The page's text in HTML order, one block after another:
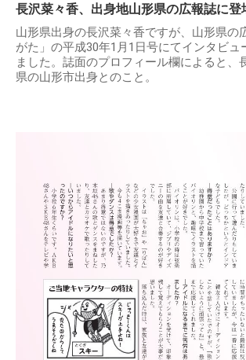
長沢菜々香、出身地山形県の広報誌に登
山形県出身の長沢菜々香ですが、山形県の
がた」の平成30年1月1日号にてインタビュ
ました。誌面のプロフィール欄によると、
県の山形市出身とのこと。